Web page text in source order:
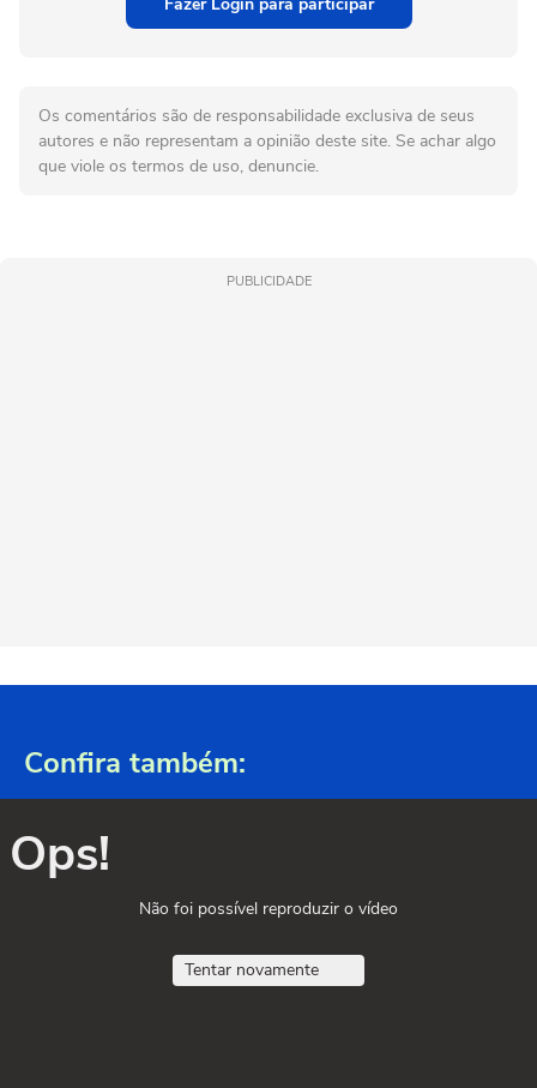
Os comentários são de responsabilidade exclusiva de seus
autores e não representam a opinião deste site. Se achar algo
que viole os termos de uso, denuncie.
PUBLICIDADE
Confira também:
Ops!
Não foi possível reproduzir o vídeo
Tentar novamente